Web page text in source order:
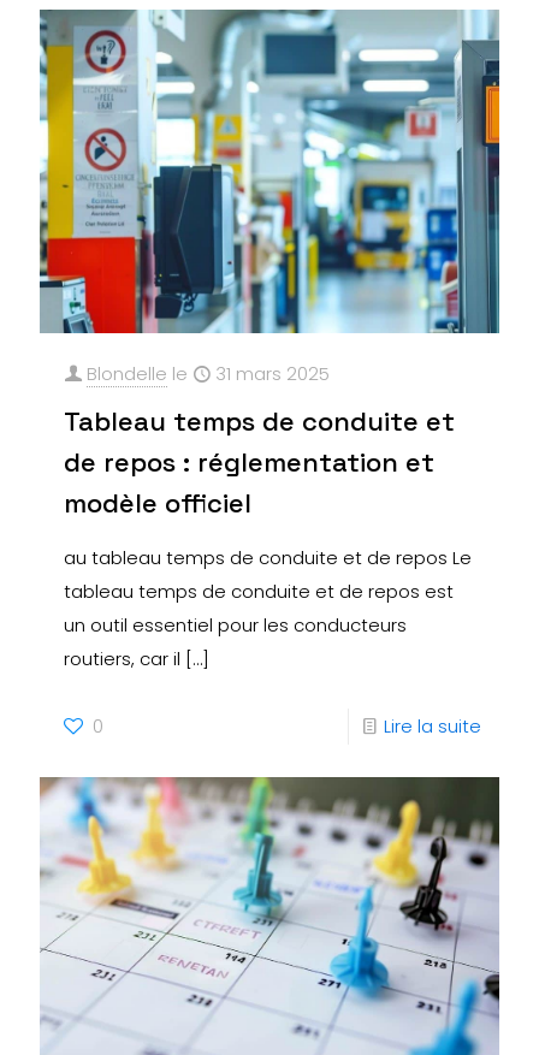
Blondelle le 31 mars 2025
Tableau temps de conduite et
de repos : réglementation et
modèle officiel
au tableau temps de conduite et de repos Le
tableau temps de conduite et de repos est
un outil essentiel pour les conducteurs
routiers, car il […]
0 Lire la suite